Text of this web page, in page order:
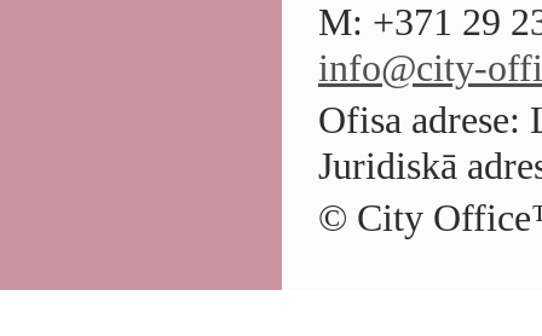
M: +371 29
info@city-
Ofisa adrese:
Juridiskā
© City Office